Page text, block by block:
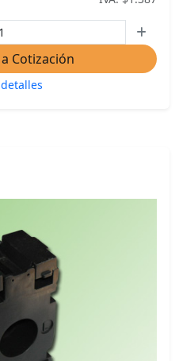
Cotización